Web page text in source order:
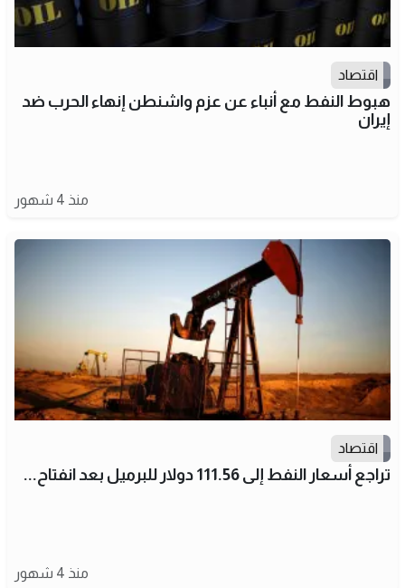
اقتصاد
هبوط النفط مع أنباء عن عزم واشنطن إنهاء الحرب ضد
إيران
منذ 4 شهور
اقتصاد
تراجع أسعار النفط إلى 111.56 دولار للبرميل بعد انفتاح...
منذ 4 شهور